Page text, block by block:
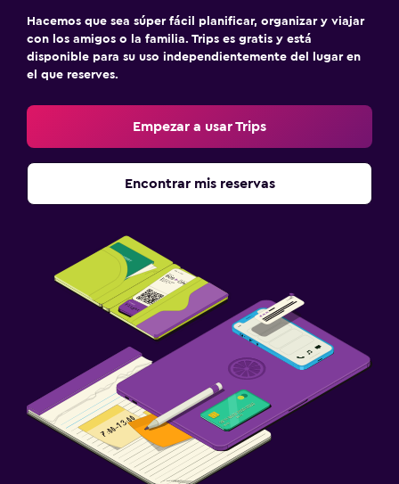
Hacemos que sea súper fácil planificar, organizar y viajar
con los amigos o la familia. Trips es gratis y está
disponible para su uso independientemente del lugar en
el que reserves.
Empezar a usar Trips
Encontrar mis reservas